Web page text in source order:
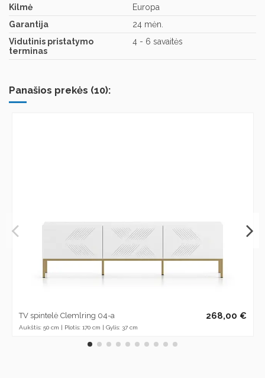
Kilmė
Europa
Garantija
24 mėn.
Vidutinis pristatymo
terminas
4 - 6 savaitės
Panašios prekės (10):
TV spintelė Clemlring 04-a
Aukštis: 50 cm | Plotis: 170 cm | Gylis: 37 cm
268,00 €